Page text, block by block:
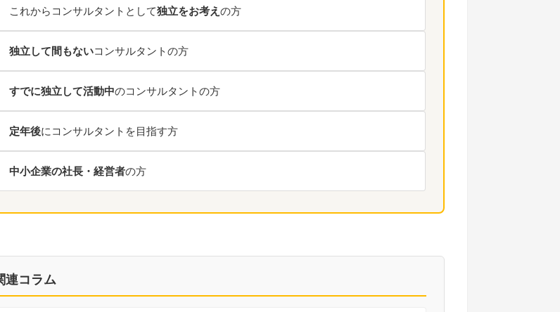
これからコンサルタントとして独立をお考え の方
独立して間もないコンサルタントの方
すでに独立して活動中のコンサルタントの方
定年後にコンサルタントを目指す方
中小企業の社長・経営者の方
連コラム